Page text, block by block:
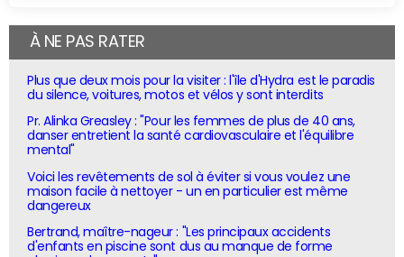
À NE PAS RATER
Plus que deux mois pour la visiter : l'île d'Hydra est le paradis
du silence, voitures, motos et vélos y sont interdits
Pr. Alinka Greasley : "Pour les femmes de plus de 40 ans,
danser entretient la santé cardiovasculaire et l'équilibre
mental"
Voici les revêtements de sol à éviter si vous voulez une
maison facile à nettoyer - un en particulier est même
dangereux
Bertrand, maître-nageur : "Les principaux accidents
d'enfants en piscine sont dus au manque de forme